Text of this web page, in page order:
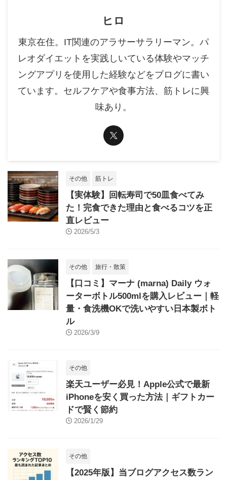
ヒロ
東京在住。IT関連のアラサーサラリーマン。パ
レオダイエットを実践しいている体験やマッチ
ングアプリを使用した経験などをブログに書い
ています。セルフケアや食事方法、筋トレに興
味あり。
その他 筋トレ
【実体験】回転寿司で50皿食べてみ
た！完食できた理由と食べるコツを正
直レビュー
2026/5/3
その他 旅行・散策
【口コミ】マーナ (marna) Daily ウォ
ーターボトル500mlを購入レビュー｜軽
量・食洗機OKで洗いやすい日本製ボト
ル
2026/3/9
その他
楽天ユーザー必見！Apple公式で最新
iPhoneを安く買った方法｜ギフトカー
ドで賢く節約
2026/1/29
その他
【2025年版】当ブログアクセス数ラン